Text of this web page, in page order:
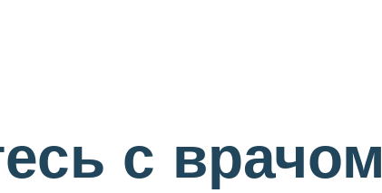
с врачом